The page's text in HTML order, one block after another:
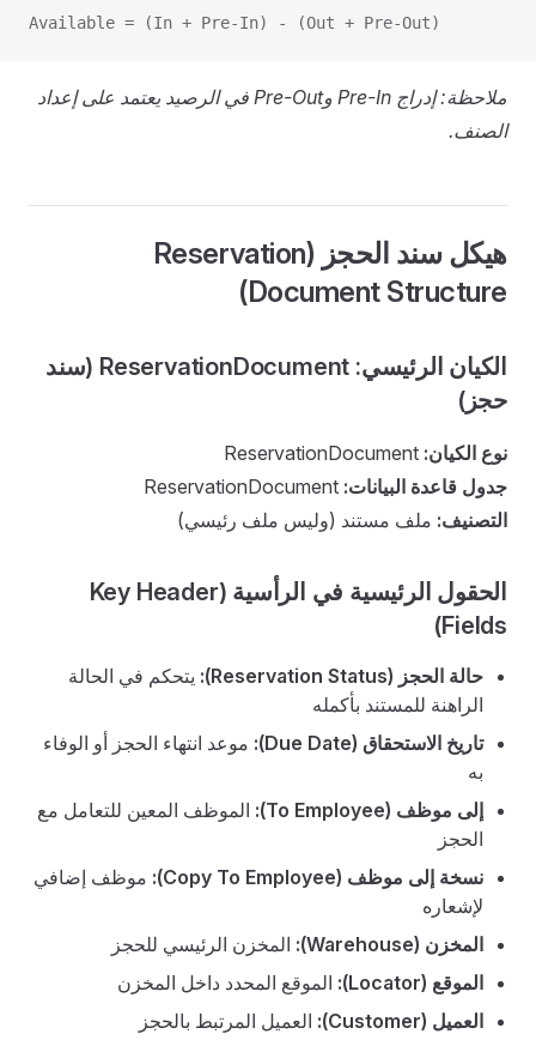
Available = (In + Pre-In) - (Out + Pre-Out)
ملاحظة: إدراج Pre-In وPre-Out في الرصيد يعتمد على إعداد
الصنف.
هيكل سند الحجز (Reservation
Document Structure)
الكيان الرئيسي: ReservationDocument (سند
حجز)
نوع الكيان:
جدول قاعدة البيانات:
التصنيف: ملف مستند (وليس ملف رئيسي)
الحقول الرئيسية في الرأسية (Key Header
Fields)
حالة الحجز (Reservation Status):
يتحكم في الحالة
الراهنة للمستند بأكمله
تاريخ الاستحقاق (Due Date):
موعد انتهاء الحجز أو الوفاء
به
إلى موظف (To Employee):
الموظف المعين للتعامل مع
الحجز
نسخة إلى موظف (Copy To Employee):
موظف إضافي
لإشعاره
المخزن (Warehouse):
المخزن الرئيسي للحجز
الموقع (Locator):
الموقع المحدد داخل المخزن
العميل (Customer):
العميل المرتبط بالحجز